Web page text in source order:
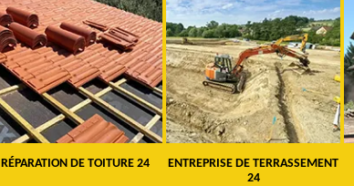
RÉPARATION DE TOITURE 24
ENTREPRISE DE TERRASSEMENT
24